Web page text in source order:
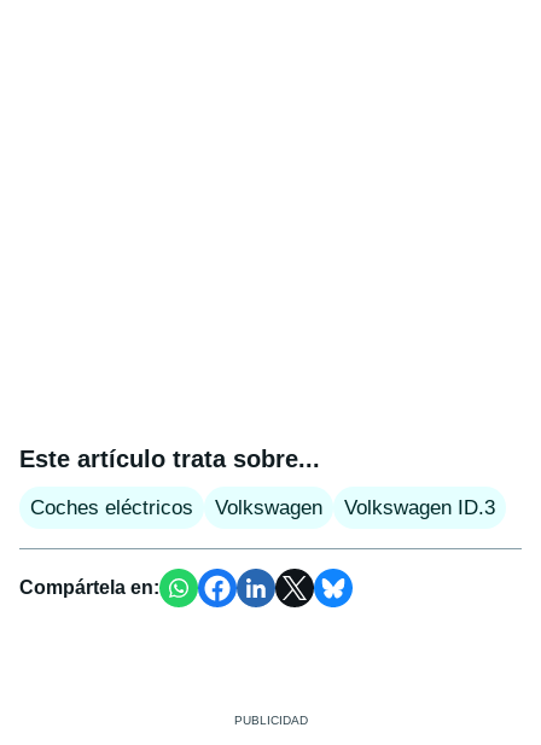
Este artículo trata sobre...
Coches eléctricos Volkswagen Volkswagen ID.3
Compártela en: